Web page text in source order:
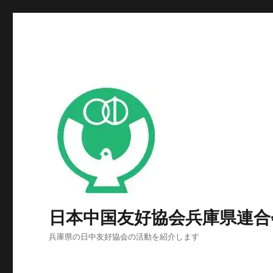
日本中国友好協会兵庫県連
兵庫県の日中友好協会の活動を紹介します